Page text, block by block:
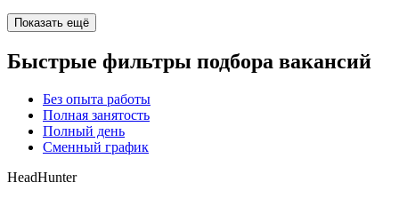
Показать ещё
Быстрые фильтры подбора вакансий
Без опыта работы
Полная занятость
Полный день
Сменный график
HeadHunter